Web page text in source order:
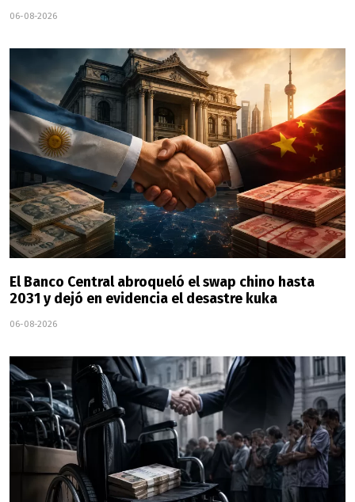
06-08-2026
El Banco Central abroqueló el swap chino hasta
2031 y dejó en evidencia el desastre kuka
06-08-2026